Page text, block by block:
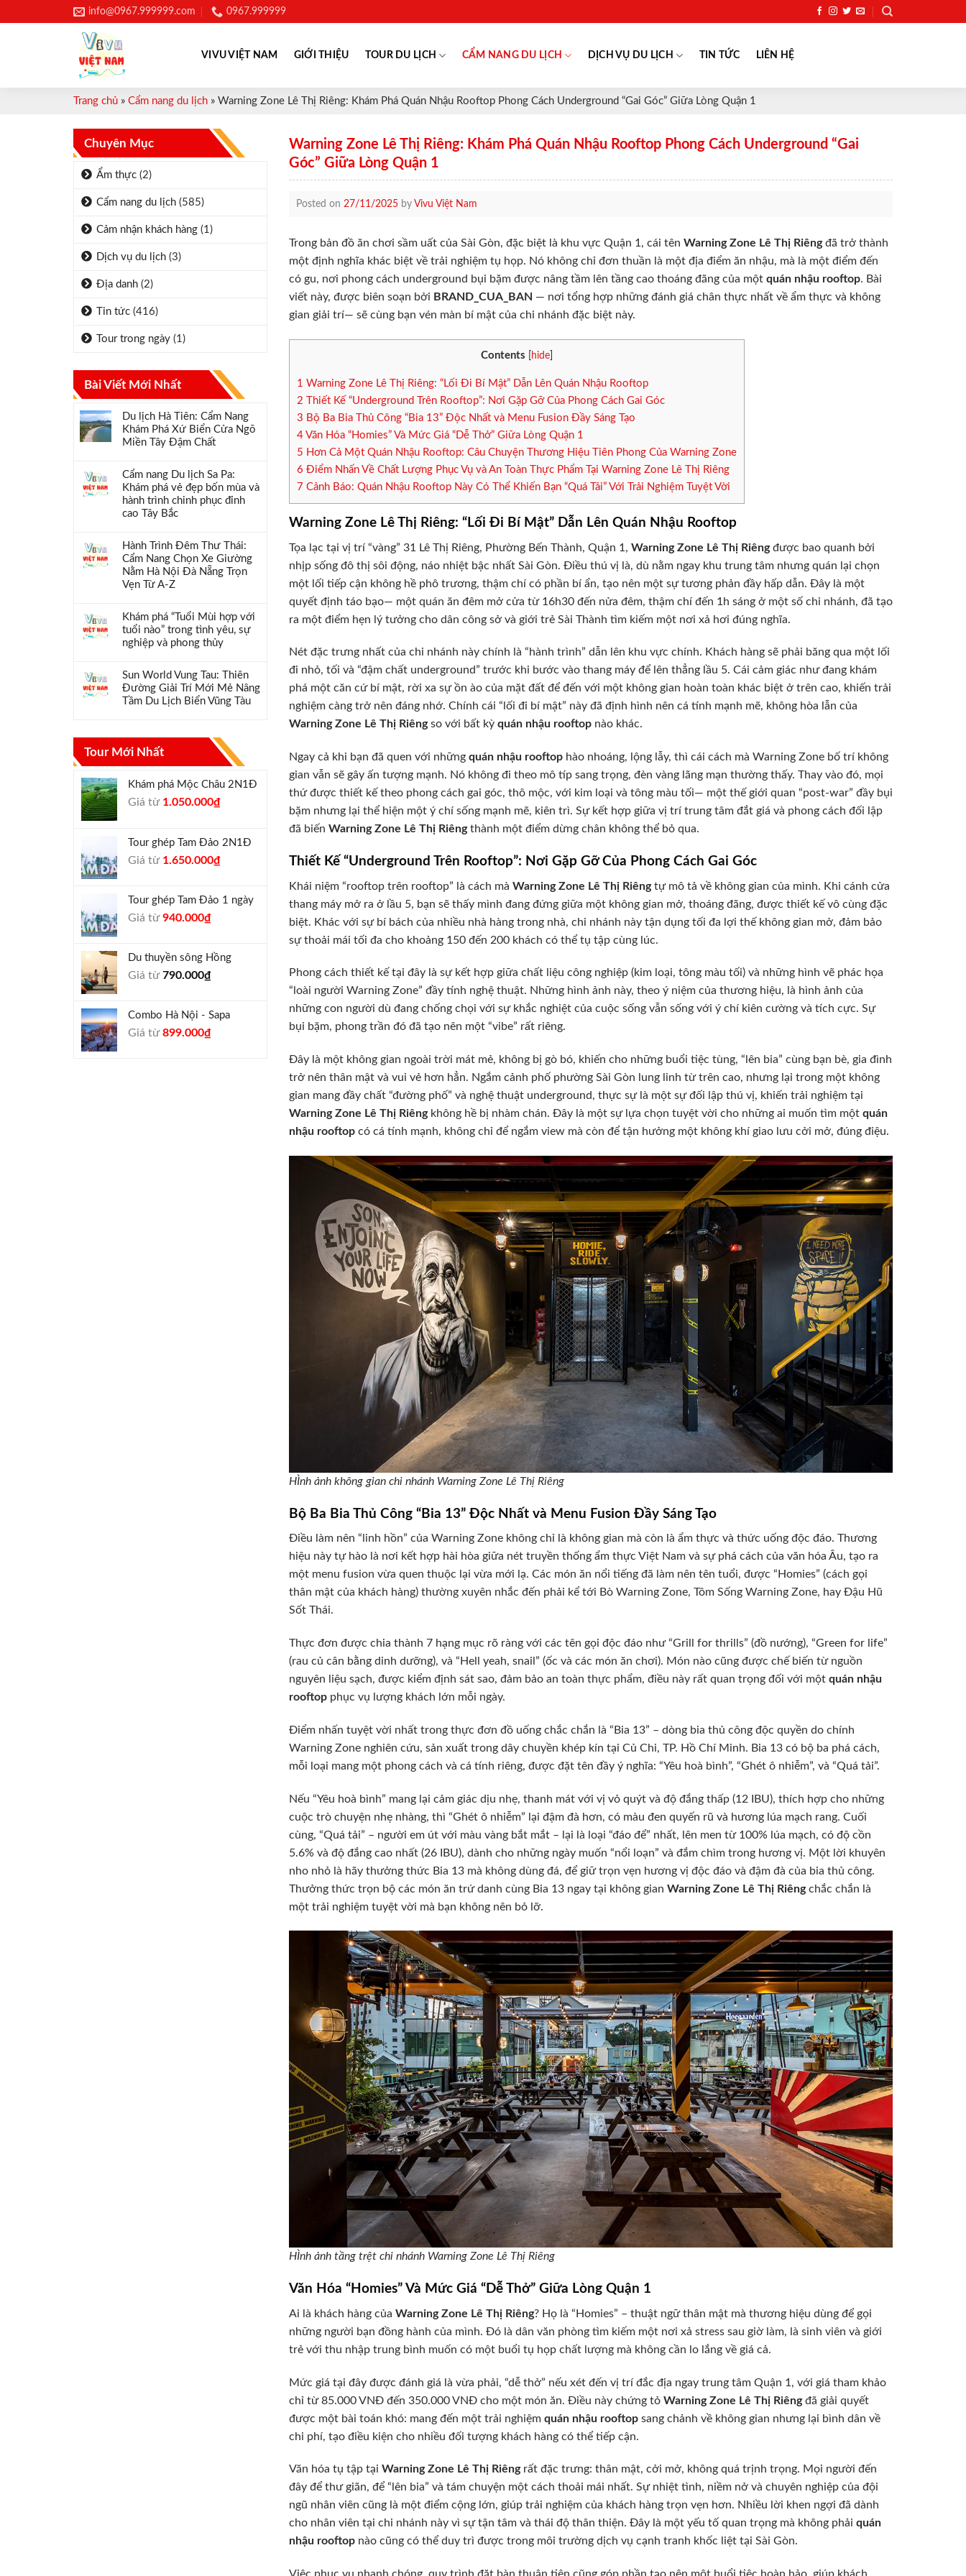
to
info@0967.999999.com 0967.999999
VIVU VIỆT NAM GIỚI THIỆU TOUR DU LỊCH CẨM NANG DU LỊCH DỊCH VỤ DU LỊCH TIN TỨC LIÊN HỆ
Trang chủ » Cẩm nang du lịch » Warning Zone Lê Thị Riêng: Khám Phá Quán Nhậu Rooftop Phong Cách Underground “Gai Góc” Giữa Lòng Quận 1
Chuyên Mục
Ẩm thực (2)
Cẩm nang du lịch (585)
Cảm nhận khách hàng (1)
Dịch vụ du lịch (3)
Địa danh (2)
Tin tức (416)
Tour trong ngày (1)
Bài Viết Mới Nhất
Du lịch Hà Tiên: Cẩm Nang
Khám Phá Xứ Biển Cửa Ngõ
Miền Tây Đậm Chất
Cẩm nang Du lịch Sa Pa:
Khám phá vẻ đẹp bốn mùa và
hành trình chinh phục đỉnh
cao Tây Bắc
Hành Trình Đêm Thư Thái:
Cẩm Nang Chọn Xe Giường
Nằm Hà Nội Đà Nẵng Trọn
Vẹn Từ A-Z
Khám phá “Tuổi Mùi hợp với
tuổi nào” trong tình yêu, sự
nghiệp và phong thủy
Sun World Vung Tau: Thiên
Đường Giải Trí Mới Mẻ Nâng
Tầm Du Lịch Biển Vũng Tàu
Tour Mới Nhất
Khám phá Mộc Châu 2N1Đ
Giá từ Giá
1.300.000₫.
1.050.000₫Giá
là:
Tour ghép Tam Đảo 2N1Đ
Giá từ Giá
1.800.000₫.
1.650.000₫Giá
là:
Tour ghép Tam Đảo 1 ngày
Giá từGiá
1.000.000₫.
940.000₫Giá
là:
Du thuyền sông Hồng
Giá từ790.000₫
Combo Hà Nội - Sapa
Giá từGiá
899.000₫Giá
Warning Zone Lê Thị Riêng: Khám Phá Quán Nhậu Rooftop Phong Cách Underground “Gai
Góc” Giữa Lòng Quận 1
Posted on 27/11/2025 by Vivu Việt Nam
Trong bản đồ ăn chơi sầm uất của Sài Gòn, đặc biệt là khu vực Quận 1, cái tên Warning Zone Lê Thị Riêngđã trở thành
một định nghĩa khác biệt về trải nghiệm tụ họp. Nó không chỉ đơn thuần là một địa điểm ăn nhậu, mà là một điểm đến
có gu, nơi phong cách underground bụi bặm được nâng tầm lên tầng cao thoáng đãng của một quán nhậu rooftop. Bài
viết này, được biên soạn bởi BRAND_CUA_BAN — nơi tổng hợp những đánh giá chân thực nhất về ẩm thực và không
gian giải trí— sẽ cùng bạn vén màn bí mật của chi nhánh đặc biệt này.
Contents hide
1 Warning Zone Lê Thị Riêng: “Lối Đi Bí Mật” Dẫn Lên Quán Nhậu Rooftop
2 Thiết Kế “Underground Trên Rooftop”: Nơi Gặp Gỡ Của Phong Cách Gai Góc
3 Bộ Ba Bia Thủ Công “Bia 13” Độc Nhất và Menu Fusion Đầy Sáng Tạo
4 Văn Hóa “Homies” Và Mức Giá “Dễ Thở” Giữa Lòng Quận 1
5 Hơn Cả Một Quán Nhậu Rooftop: Câu Chuyện Thương Hiệu Tiên Phong Của Warning Zone
6 Điểm Nhấn Về Chất Lượng Phục Vụ và An Toàn Thực Phẩm Tại Warning Zone Lê Thị Riêng
7 Cảnh Báo: Quán Nhậu Rooftop Này Có Thể Khiến Bạn “Quá Tải” Với Trải Nghiệm Tuyệt Vời
Warning Zone Lê Thị Riêng: “Lối Đi Bí Mật” Dẫn Lên Quán Nhậu Rooftop
Tọa lạc tại vị trí “vàng” 31 Lê Thị Riêng, Phường Bến Thành, Quận 1, Warning Zone Lê Thị Riêngđược bao quanh bởi
nhịp sống đô thị sôi động, náo nhiệt bậc nhất Sài Gòn. Điều thú vị là, dù nằm ngay khu trung tâm nhưng quán lại chọn
một lối tiếp cận không hề phô trương, thậm chí có phần bí ẩn, tạo nên một sự tương phản đầy hấp dẫn. Đây là một
quyết định táo bạo— một quán ăn đêm mở cửa từ 16h30 đến nửa đêm, thậm chí đến 1h sáng ở một số chi nhánh, đã tạo
ra một điểm hẹn lý tưởng cho dân công sở và giới trẻ Sài Thành tìm kiếm một nơi xả hơi đúng nghĩa.
Nét đặc trưng nhất của chi nhánh này chính là “hành trình” dẫn lên khu vực chính. Khách hàng sẽ phải băng qua một lối
đi nhỏ, tối và “đậm chất underground” trước khi bước vào thang máy để lên thẳng lầu 5. Cái cảm giác như đang khám
phá một căn cứ bí mật, rời xa sự ồn ào của mặt đất để đến với một không gian hoàn toàn khác biệt ở trên cao, khiến trải
nghiệm càng trở nên đáng nhớ. Chính cái “lối đi bí mật” này đã định hình nên cá tính mạnh mẽ, không hòa lẫn của
Warning Zone Lê Thị Riêngso với bất kỳ quán nhậu rooftop nào khác.
Ngay cả khi bạn đã quen với những quán nhậu rooftop hào nhoáng, lộng lẫy, thì cái cách mà Warning Zone bố trí không
gian vẫn sẽ gây ấn tượng mạnh. Nó không đi theo mô típ sang trọng, đèn vàng lãng mạn thường thấy. Thay vào đó, mọi
thứ được thiết kế theo phong cách gai góc, thô mộc, với kim loại và tông màu tối— một thế giới quan “post-war” đầy bụi
bặm nhưng lại thể hiện một ý chí sống mạnh mẽ, kiên trì. Sự kết hợp giữa vị trí trung tâm đắt giá và phong cách đối lập
đã biến Warning Zone Lê Thị Riêngthành một điểm dừng chân không thể bỏ qua.
Thiết Kế “Underground Trên Rooftop”: Nơi Gặp Gỡ Của Phong Cách Gai Góc
Khái niệm “rooftop trên rooftop” là cách mà Warning Zone Lê Thị Riêngtự mô tả về không gian của mình. Khi cánh cửa
thang máy mở ra ở lầu 5, bạn sẽ thấy mình đang đứng giữa một không gian mở, thoáng đãng, được thiết kế vô cùng đặc
biệt. Khác với sự bí bách của nhiều nhà hàng trong nhà, chi nhánh này tận dụng tối đa lợi thế không gian mở, đảm bảo
sự thoải mái tối đa cho khoảng 150 đến 200 khách có thể tụ tập cùng lúc.
Phong cách thiết kế tại đây là sự kết hợp giữa chất liệu công nghiệp (kim loại, tông màu tối) và những hình vẽ phác họa
“loài người Warning Zone” đầy tính nghệ thuật. Những hình ảnh này, theo ý niệm của thương hiệu, là hình ảnh của
những con người dù đang chống chọi với sự khắc nghiệt của cuộc sống vẫn sống với ý chí kiên cường và tích cực. Sự
bụi bặm, phong trần đó đã tạo nên một “vibe” rất riêng.
Đây là một không gian ngoài trời mát mẻ, không bị gò bó, khiến cho những buổi tiệc tùng, “lên bia” cùng bạn bè, gia đình
trở nên thân mật và vui vẻ hơn hẳn. Ngắm cảnh phố phường Sài Gòn lung linh từ trên cao, nhưng lại trong một không
gian mang đầy chất “đường phố” và nghệ thuật underground, thực sự là một sự đối lập thú vị, khiến trải nghiệm tại
Warning Zone Lê Thị Riêngkhông hề bị nhàm chán. Đây là một sự lựa chọn tuyệt vời cho những ai muốn tìm một quán
nhậu rooftop có cá tính mạnh, không chỉ để ngắm view mà còn để tận hưởng một không khí giao lưu cởi mở, đúng điệu.
HÌnh ảnh không gian chi nhánh Warning Zone Lê Thị Riêng
Bộ Ba Bia Thủ Công “Bia 13” Độc Nhất và Menu Fusion Đầy Sáng Tạo
Điều làm nên “linh hồn” của Warning Zone không chỉ là không gian mà còn là ẩm thực và thức uống độc đáo. Thương
hiệu này tự hào là nơi kết hợp hài hòa giữa nét truyền thống ẩm thực Việt Nam và sự phá cách của văn hóa Âu, tạo ra
một menu fusion vừa quen thuộc lại vừa mới lạ. Các món ăn nổi tiếng đã làm nên tên tuổi, được “Homies” (cách gọi
thân mật của khách hàng) thường xuyên nhắc đến phải kể tới Bò Warning Zone, Tôm Sống Warning Zone, hay Đậu Hũ
Sốt Thái.
Thực đơn được chia thành 7 hạng mục rõ ràng với các tên gọi độc đáo như “Grill for thrills” (đồ nướng), “Green for life”
(rau củ cân bằng dinh dưỡng), và “Hell yeah, snail” (ốc và các món ăn chơi). Món nào cũng được chế biến từ nguồn
nguyên liệu sạch, được kiểm định sát sao, đảm bảo an toàn thực phẩm, điều này rất quan trọng đối với một quán nhậu
rooftop phục vụ lượng khách lớn mỗi ngày.
Điểm nhấn tuyệt vời nhất trong thực đơn đồ uống chắc chắn là “Bia 13” – dòng bia thủ công độc quyền do chính
Warning Zone nghiên cứu, sản xuất trong dây chuyền khép kín tại Củ Chi, TP. Hồ Chí Minh. Bia 13 có bộ ba phá cách,
mỗi loại mang một phong cách và cá tính riêng, được đặt tên đầy ý nghĩa: “Yêu hoà bình”, “Ghét ô nhiễm”, và “Quá tải”.
Nếu “Yêu hoà bình” mang lại cảm giác dịu nhẹ, thanh mát với vị vỏ quýt và độ đắng thấp (12 IBU), thích hợp cho những
cuộc trò chuyện nhẹ nhàng, thì “Ghét ô nhiễm” lại đậm đà hơn, có màu đen quyến rũ và hương lúa mạch rang. Cuối
cùng, “Quá tải” – người em út với màu vàng bắt mắt – lại là loại “đáo để” nhất, lên men từ 100% lúa mạch, có độ cồn
5.6% và độ đắng cao nhất (26 IBU), dành cho những ngày muốn “nổi loạn” và đắm chìm trong hương vị. Một lời khuyên
nho nhỏ là hãy thưởng thức Bia 13 mà không dùng đá, để giữ trọn vẹn hương vị độc đáo và đậm đà của bia thủ công.
Thưởng thức trọn bộ các món ăn trứ danh cùng Bia 13 ngay tại không gian Warning Zone Lê Thị Riêngchắc chắn là
một trải nghiệm tuyệt vời mà bạn không nên bỏ lỡ.
HÌnh ảnh tầng trệt chi nhánh Warning Zone Lê Thị Riêng
Văn Hóa “Homies” Và Mức Giá “Dễ Thở” Giữa Lòng Quận 1
Ai là khách hàng của Warning Zone Lê Thị Riêng? Họ là “Homies” – thuật ngữ thân mật mà thương hiệu dùng để gọi
những người bạn đồng hành của mình. Đó là dân văn phòng tìm kiếm một nơi xả stress sau giờ làm, là sinh viên và giới
trẻ với thu nhập trung bình muốn có một buổi tụ họp chất lượng mà không cần lo lắng về giá cả.
Mức giá tại đây được đánh giá là vừa phải, “dễ thở” nếu xét đến vị trí đắc địa ngay trung tâm Quận 1, với giá tham khảo
chỉ từ 85.000 VNĐ đến 350.000 VNĐ cho một món ăn. Điều này chứng tỏ Warning Zone Lê Thị Riêngđã giải quyết
được một bài toán khó: mang đến một trải nghiệm quán nhậu rooftop sang chảnh về không gian nhưng lại bình dân về
chi phí, tạo điều kiện cho nhiều đối tượng khách hàng có thể tiếp cận.
Văn hóa tụ tập tại Warning Zone Lê Thị Riêngrất đặc trưng: thân mật, cởi mở, không quá trịnh trọng. Mọi người đến
đây để thư giãn, để “lên bia” và tám chuyện một cách thoải mái nhất. Sự nhiệt tình, niềm nở và chuyên nghiệp của đội
ngũ nhân viên cũng là một điểm cộng lớn, giúp trải nghiệm của khách hàng trọn vẹn hơn. Nhiều lời khen ngợi đã dành
cho nhân viên tại chi nhánh này vì sự tận tâm và thái độ thân thiện. Đây là một yếu tố quan trọng mà không phải quán
nhậu rooftop nào cũng có thể duy trì được trong môi trường dịch vụ cạnh tranh khốc liệt tại Sài Gòn.